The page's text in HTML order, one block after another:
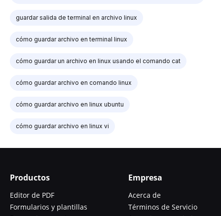
guardar salida de terminal en archivo linux
cómo guardar archivo en terminal linux
cómo guardar un archivo en linux usando el comando cat
cómo guardar archivo en comando linux
cómo guardar archivo en linux ubuntu
cómo guardar archivo en linux vi
Productos
Editor de PDF
Formularios y plantillas
Empresa
Acerca de
Términos de Servicio